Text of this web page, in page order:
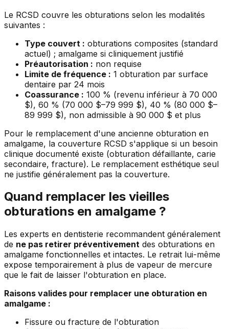
Le RCSD couvre les obturations selon les modalités
suivantes :
Type couvert : obturations composites (standard
actuel) ; amalgame si cliniquement justifié
Préautorisation : non requise
Limite de fréquence : 1 obturation par surface
dentaire par 24 mois
Coassurance : 100 % (revenu inférieur à 70 000
$), 60 % (70 000 $–79 999 $), 40 % (80 000 $–
89 999 $), non admissible à 90 000 $ et plus
Pour le remplacement d'une ancienne obturation en
amalgame, la couverture RCSD s'applique si un besoin
clinique documenté existe (obturation défaillante, carie
secondaire, fracture). Le remplacement esthétique seul
ne justifie généralement pas la couverture.
Quand remplacer les vieilles
obturations en amalgame ?
Les experts en dentisterie recommandent généralement
de ne pas retirer préventivement des obturations en
amalgame fonctionnelles et intactes. Le retrait lui-même
expose temporairement à plus de vapeur de mercure
que le fait de laisser l'obturation en place.
Raisons valides pour remplacer une obturation en
amalgame :
Fissure ou fracture de l'obturation